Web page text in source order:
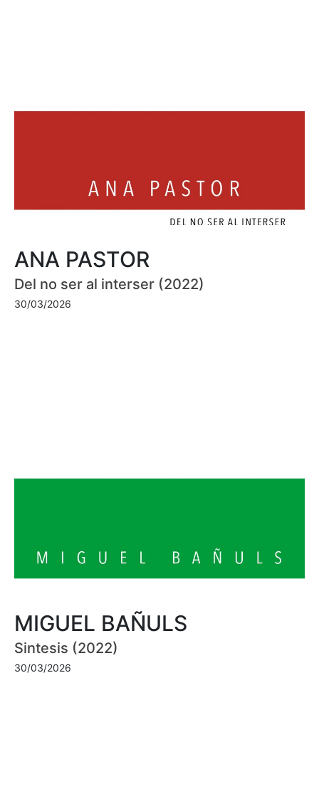
ANA PASTOR
Del no ser al interser (2022)
30/03/2026
MIGUEL BAÑULS
Sintesis (2022)
30/03/2026